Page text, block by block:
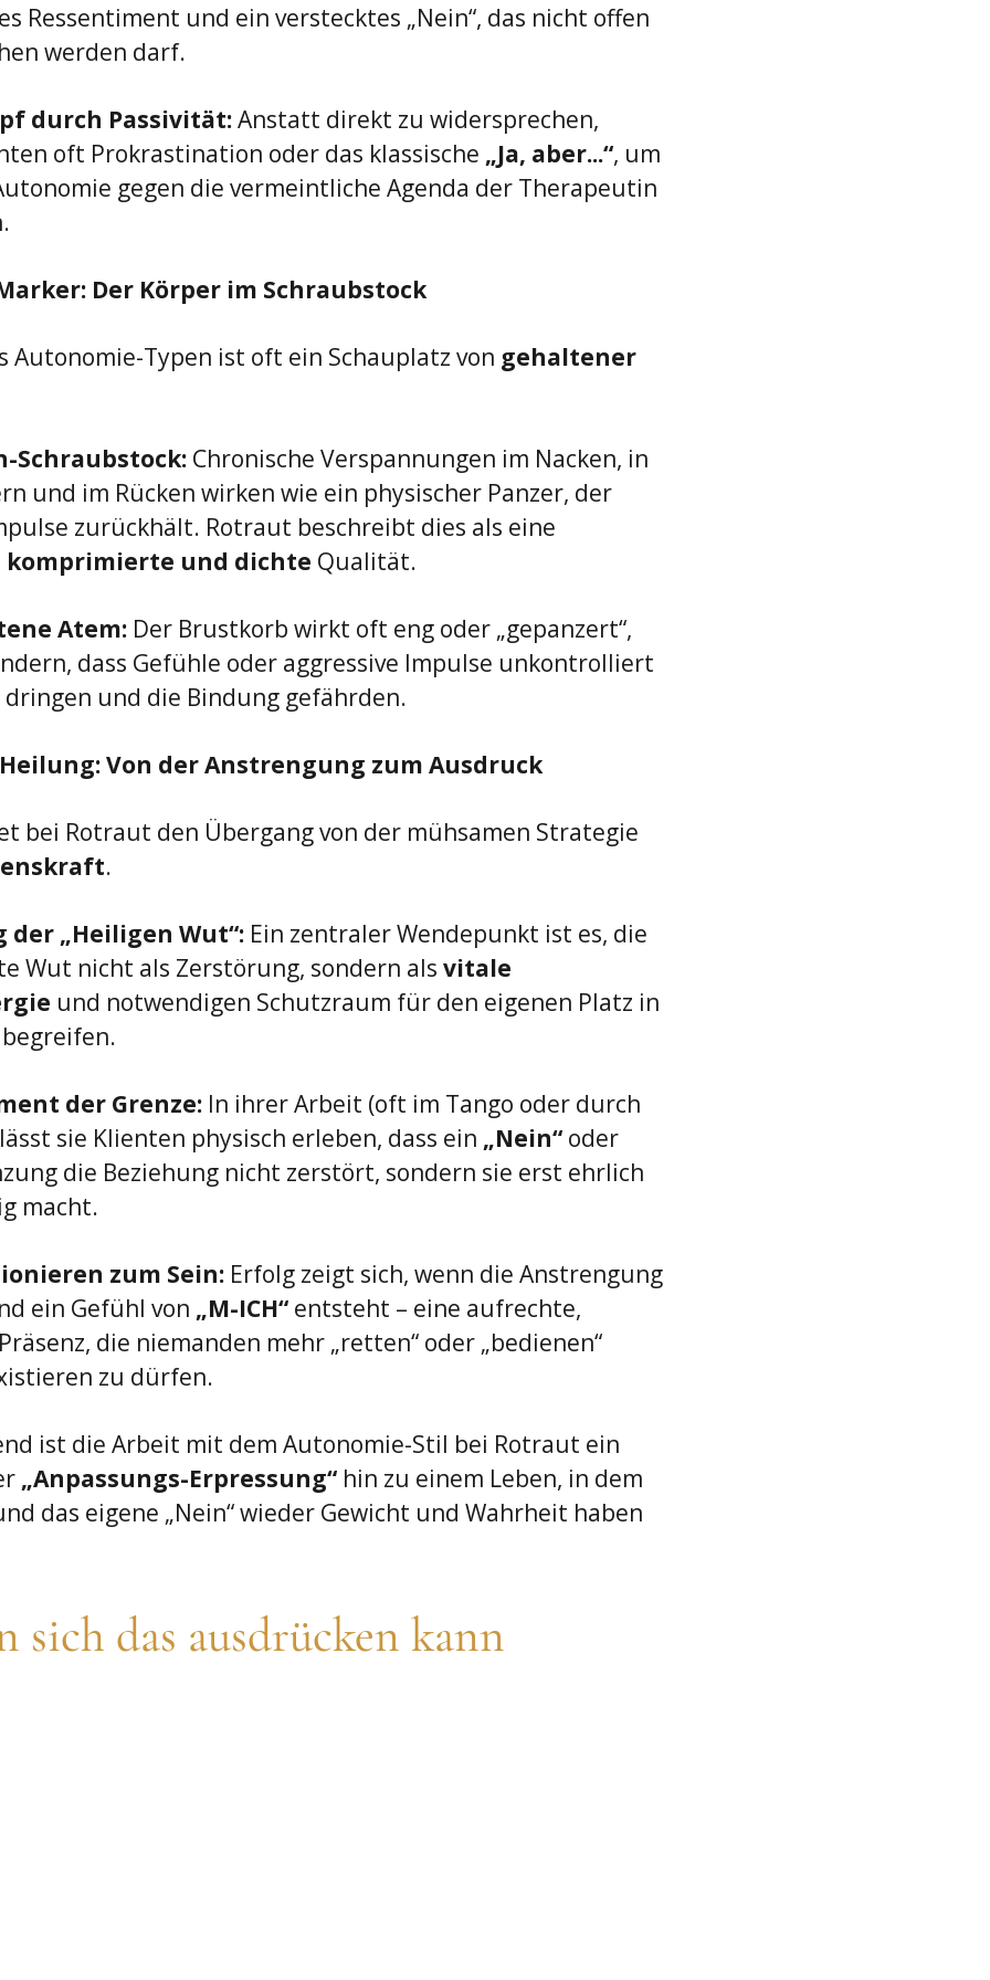
Ressentiment und ein verstecktes „Nein“, das nicht offen
werden darf.
durch Passivität: Anstatt direkt zu widersprechen,
oft Prokrastination oder das klassische „Ja, aber...“, um
gegen die vermeintliche Agenda der Therapeutin
Der Körper im Schraubstock
Autonomie-Typen ist oft ein Schauplatz von gehaltener
Schraubstock: Chronische Verspannungen im Nacken, in
und im Rücken wirken wie ein physischer Panzer, der
zurückhält. Rotraut beschreibt dies als eine
komprimierte und dichte Qualität.
Atem: Der Brustkorb wirkt oft eng oder „gepanzert“,
dass Gefühle oder aggressive Impulse unkontrolliert
und die Bindung gefährden.
Heilung: Von der Anstrengung zum Ausdruck
bei Rotraut den Übergang von der mühsamen Strategie
.
„Heiligen Wut“: Ein zentraler Wendepunkt ist es, die
Wut nicht als Zerstörung, sondern als vitale
und notwendigen Schutzraum für den eigenen Platz in
der Grenze: In ihrer Arbeit (oft im Tango oder durch
sie Klienten physisch erleben, dass ein „Nein“ oder
die Beziehung nicht zerstört, sondern sie erst ehrlich
macht.
zum Sein: Erfolg zeigt sich, wenn die Anstrengung
ein Gefühl von „M-ICH“ entsteht – eine aufrechte,
die niemanden mehr „retten“ oder „bedienen“
zu dürfen.
ist die Arbeit mit dem Autonomie-Stil bei Rotraut ein
„Anpassungs-Erpressung“ hin zu einem Leben, in dem
das eigene „Nein“ wieder Gewicht und Wahrheit haben
sich das ausdrücken kann